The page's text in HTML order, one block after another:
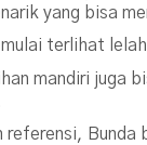
yang bisa
terlihat
mandiri juga
referensi, Bunda